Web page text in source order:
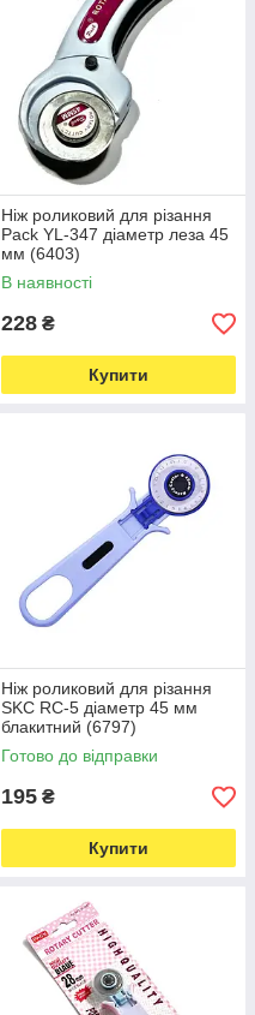
Ніж роликовий для різання
Pack YL-347 діаметр леза 45
мм (6403)
В наявності
228 ₴
Купити
Ніж роликовий для різання
SKC RC-5 діаметр 45 мм
блакитний (6797)
Готово до відправки
195 ₴
Купити